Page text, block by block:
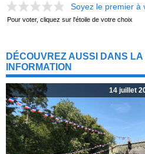
Soyez le premier à
Pour voter, cliquez sur l'étoile de votre choix
DÉCOUVREZ AUSSI DANS LA
INFORMATION
14 juillet